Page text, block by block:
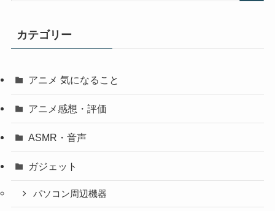
カテゴリー
アニメ 気になること
アニメ感想・評価
ASMR・音声
ガジェット
パソコン周辺機器